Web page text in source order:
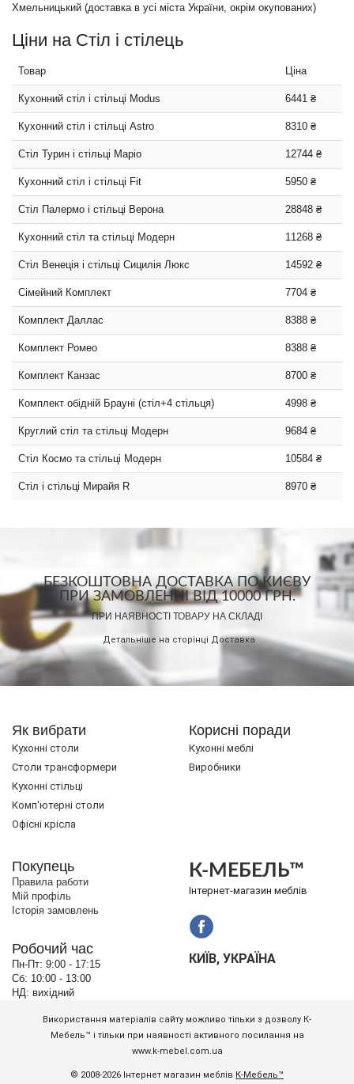
Хмельницький (доставка в усі міста України, окрім окупованих)
Ціни на Стіл і стілець
Товар Ціна
Кухонний стіл і стільці Modus 6441 ₴
Кухонний стіл і стільці Astro 8310 ₴
Стіл Турин і стільці Маріо 12744 ₴
Кухонний стіл і стільці Fit 5950 ₴
Стіл Палермо і стільці Верона 28848 ₴
Кухонний стіл та стільці Модерн 11268 ₴
Стіл Венеція і стільці Сицилія Люкс 14592 ₴
Сімейний Комплект 7704 ₴
Комплект Даллас 8388 ₴
Комплект Ромео 8388 ₴
Комплект Канзас 8700 ₴
Комплект обідній Брауні (стіл+4 стільця) 4998 ₴
Круглий стіл та стільці Модерн 9684 ₴
Стіл Космо та стільці Модерн 10584 ₴
Стіл і стільці Мирайя R 8970 ₴
БЕЗКОШТОВНА ДОСТАВКА ПО КИЄВУ
ПРИ ЗАМОВЛЕННІ ВІД 10000 ГРН.
ПРИ НАЯВНОСТІ ТОВАРУ НА СКЛАДІ
Детальніше на сторінці Доставка
Як вибрати
Кухонні столи
Cтоли трансформери
Кухонні стільці
Комп'ютерні столи
Офісні крісла
Корисні поради
Кухонні меблі
Виробники
Використання матеріалів сайту можливо тільки з дозволу К-
Мебель™ і тільки при наявності активного посилання на
www.k-mebel.com.ua
© 2008-2026 Інтернет магазин меблів К-Мебель™
Покупець
Правила работи
Мій профіль
Історія замовлень
Робочий час
Пн-Пт: 9:00 - 17:15
Сб: 10:00 - 13:00
НД: вихідний
К-МЕБЕЛЬ™
Інтернет-магазин меблів
КИЇВ, УКРАЇНА